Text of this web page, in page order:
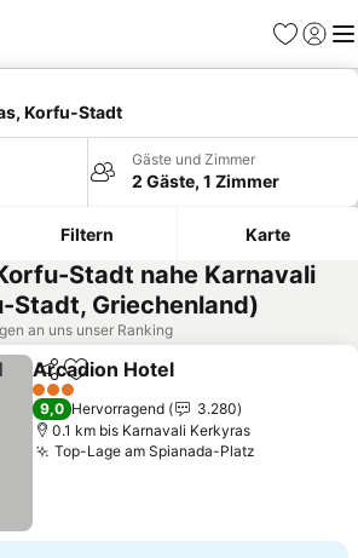
Favoriten
Korfu-Stadt
Gäste und Zimmer
2 Gäste, 1 Zimmer
Filtern Karte
Stadt nahe Karnavali
Stadt, Griechenland)
an uns unser Ranking
TeilenZu Favoriten hinzufügen
Arcadion Hotel
3 Sterne
9,0 Hervorragend
3.280
0.1 km bis Karnavali Kerkyras
Top-Lage am Spianada-Platz